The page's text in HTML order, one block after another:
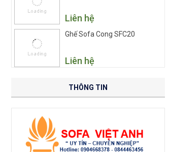
Liên hệ
Ghế Sofa Cong SFC20
Liên hệ
THÔNG TIN